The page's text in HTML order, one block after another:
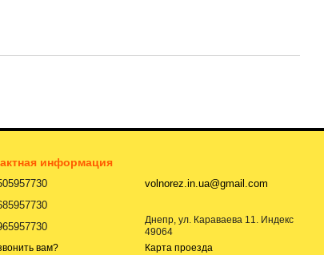
информация
вам?
volnorez.in.ua@gmail.com
Днепр, ул. Караваева 11. Индекс
49064
Карта проезда